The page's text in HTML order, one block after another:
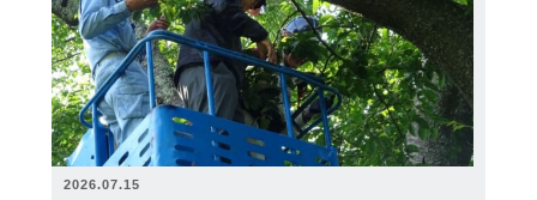
2026.07.15